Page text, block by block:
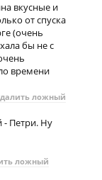
вкусные и
от спуска
(очень
бы не с
времени
ложный
Петри. Ну
ложный